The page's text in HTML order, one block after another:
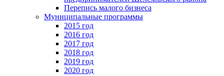
Перепись малого бизнеса
Муниципальные программы
2015 год
2016 год
2017 год
2018 год
2019 год
2020 год